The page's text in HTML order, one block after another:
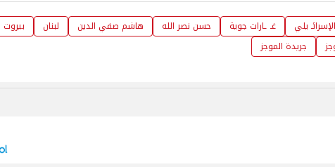
يلي غـ ـارات جوية حسن نصر الله هاشم صفي الدين لبنان
بيروت
جريدة الموجز